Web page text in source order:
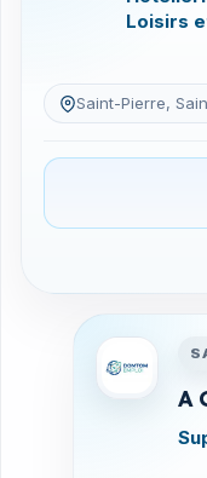
Loisirs
Saint-Pierre,
A